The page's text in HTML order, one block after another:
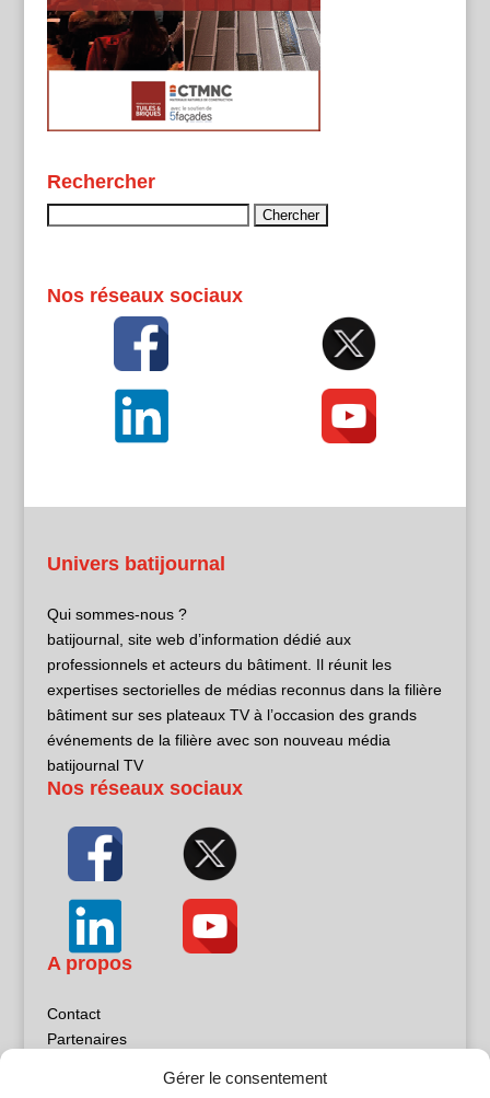
Gérer le consentement
Rechercher
Nos réseaux sociaux
Univers batijournal
Qui sommes-nous ?
batijournal, site web d’information dédié aux
professionnels et acteurs du bâtiment. Il réunit les
expertises sectorielles de médias reconnus dans la filière
bâtiment sur ses plateaux TV à l’occasion des grands
événements de la filière avec son nouveau média
batijournal TV
Nos réseaux sociaux
A propos
Contact
Partenaires